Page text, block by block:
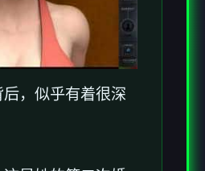
，似乎有着很深